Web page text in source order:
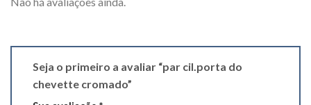
Seja o primeiro a avaliar “par cil.porta do
chevette cromado”